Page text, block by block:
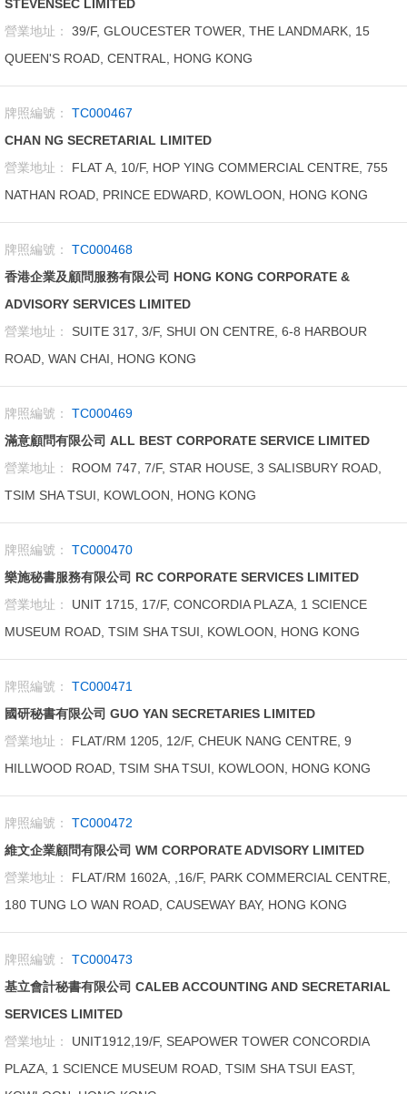
STEVENSEC LIMITED
營業地址：
39/F, GLOUCESTER TOWER, THE LANDMARK, 15
QUEEN'S ROAD, CENTRAL, HONG KONG
牌照編號：
TC000467
CHAN NG SECRETARIAL LIMITED
營業地址：
FLAT A, 10/F, HOP YING COMMERCIAL CENTRE, 755
NATHAN ROAD, PRINCE EDWARD, KOWLOON, HONG KONG
牌照編號：
TC000468
香港企業及顧問服務有限公司 HONG KONG CORPORATE &
ADVISORY SERVICES LIMITED
營業地址：
SUITE 317, 3/F, SHUI ON CENTRE, 6-8 HARBOUR
ROAD, WAN CHAI, HONG KONG
牌照編號：
TC000469
滿意顧問有限公司 ALL BEST CORPORATE SERVICE LIMITED
營業地址：
ROOM 747, 7/F, STAR HOUSE, 3 SALISBURY ROAD,
TSIM SHA TSUI, KOWLOON, HONG KONG
牌照編號：
TC000470
樂施秘書服務有限公司 RC CORPORATE SERVICES LIMITED
營業地址：
UNIT 1715, 17/F, CONCORDIA PLAZA, 1 SCIENCE
MUSEUM ROAD, TSIM SHA TSUI, KOWLOON, HONG KONG
牌照編號：
TC000471
國研秘書有限公司 GUO YAN SECRETARIES LIMITED
營業地址：
FLAT/RM 1205, 12/F, CHEUK NANG CENTRE, 9
HILLWOOD ROAD, TSIM SHA TSUI, KOWLOON, HONG KONG
牌照編號：
TC000472
維文企業顧問有限公司 WM CORPORATE ADVISORY LIMITED
營業地址：
FLAT/RM 1602A, ,16/F, PARK COMMERCIAL CENTRE,
180 TUNG LO WAN ROAD, CAUSEWAY BAY, HONG KONG
牌照編號：
TC000473
基立會計秘書有限公司 CALEB ACCOUNTING AND SECRETARIAL
SERVICES LIMITED
營業地址：
UNIT1912,19/F, SEAPOWER TOWER CONCORDIA
PLAZA, 1 SCIENCE MUSEUM ROAD, TSIM SHA TSUI EAST,